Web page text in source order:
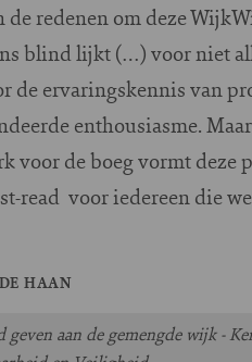
de redenen om deze
blind lijkt (…) voor niet
de ervaringskennis van
enthousiasme.
voor de boeg vormt
read voor iedereen die
HAAN
geven aan de gemengde wijk -